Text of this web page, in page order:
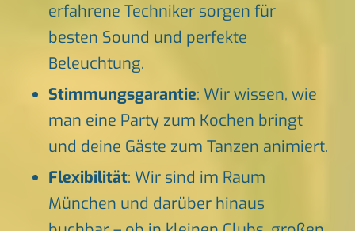
erfahrene Techniker sorgen für
besten Sound und perfekte
Beleuchtung.
Stimmungsgarantie: Wir wissen, wie
man eine Party zum Kochen bringt
und deine Gäste zum Tanzen animiert.
Flexibilität: Wir sind im Raum
München und darüber hinaus